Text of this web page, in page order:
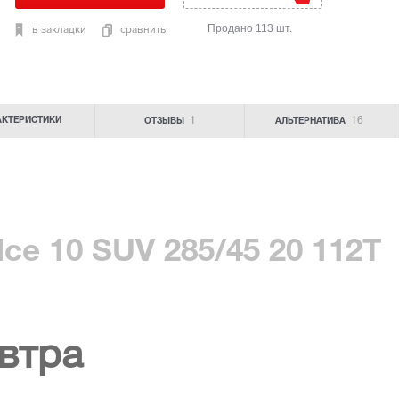
в закладки сравнить Продано 113 шт.
ОТЗЫВЫ 1 АЛЬТЕРНАТИВА 16
10 SUV 285/45 20 112T